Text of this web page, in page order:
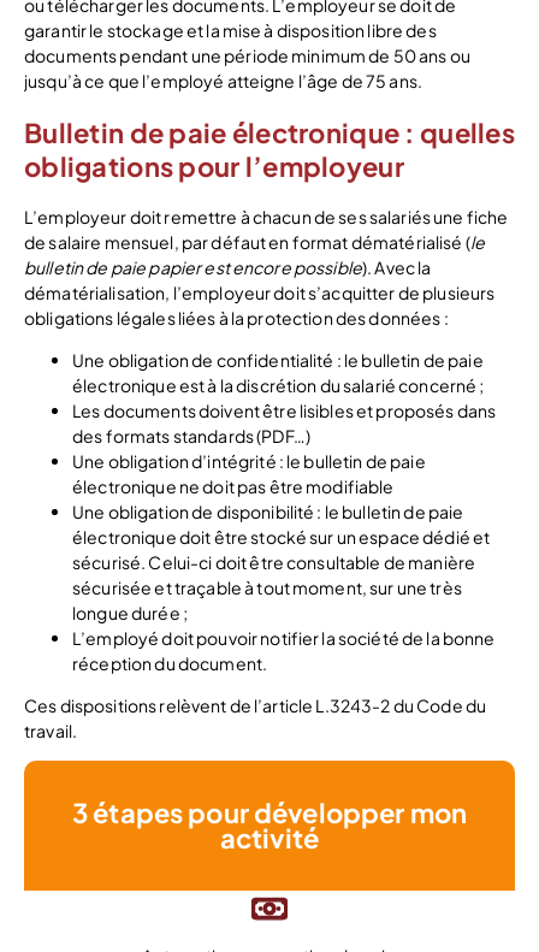
ou télécharger les documents. L’employeur se doit de
garantir le stockage et la mise à disposition libre des
documents pendant une période minimum de 50 ans ou
jusqu’à ce que l’employé atteigne l’âge de 75 ans.
Bulletin de paie électronique : quelles
obligations pour l’employeur
L’employeur doit remettre à chacun de ses salariés une fiche
de salaire mensuel, par défaut en format dématérialisé (le
bulletin de paie papier est encore possible). Avec la
dématérialisation, l’employeur doit s’acquitter de plusieurs
obligations légales liées à la protection des données :
Une obligation de confidentialité : le bulletin de paie
électronique est à la discrétion du salarié concerné ;
Les documents doivent être lisibles et proposés dans
des formats standards (PDF…)
Une obligation d’intégrité : le bulletin de paie
électronique ne doit pas être modifiable
Une obligation de disponibilité : le bulletin de paie
électronique doit être stocké sur un espace dédié et
sécurisé. Celui-ci doit être consultable de manière
sécurisée et traçable à tout moment, sur une très
longue durée ;
L’employé doit pouvoir notifier la société de la bonne
réception du document.
Ces dispositions relèvent de l’article L.3243-2 du Code du
travail.
3 étapes pour développer mon
activité